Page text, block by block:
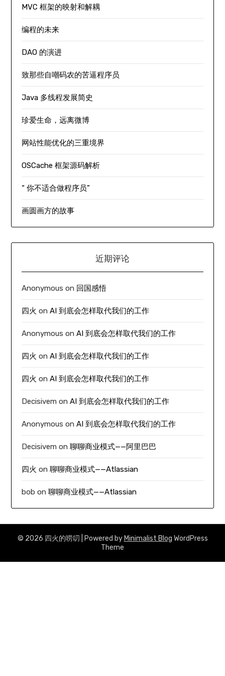
MVC 框架的映射和解耦
编程的未来
DAO 的演进
致那些自嘲码农的苦逼程序员
Java 多线程发展简史
珍爱生命，远离微博
网站性能优化的三重境界
OSCache 框架源码解析
“ 你不适合做程序员”
画圆画方的故事
近期评论
Anonymous on 回国感悟
四火 onAI 到底会怎样取代我们的工作
Anonymous onAI 到底会怎样取代我们的工作
四火 onAI 到底会怎样取代我们的工作
四火 onAI 到底会怎样取代我们的工作
Decisivem onAI 到底会怎样取代我们的工作
Anonymous onAI 到底会怎样取代我们的工作
Decisivem on聊聊商业模式——阿里巴巴
四火 on聊聊商业模式——Atlassian
bob on聊聊商业模式——Atlassian
© 2026 四火的唠叨 | Powered by Minimalist Blog WordPress
Theme